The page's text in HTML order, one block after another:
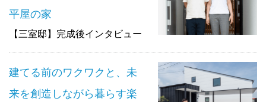
平屋の家
【三室邸】完成後インタビュー
建てる前のワクワクと、未
来を創造しながら暮らす楽